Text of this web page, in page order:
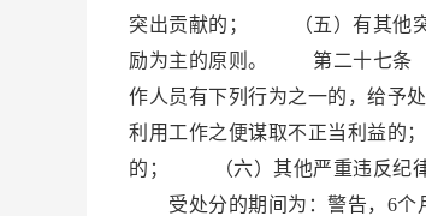
突出贡献的； （五）有其他
励为主的原则。 第二十七条
作人员有下列行为之一的，
利用工作之便谋取不正当利益
的； （六）其他严重违反纪
受处分的期间为：警告，6个